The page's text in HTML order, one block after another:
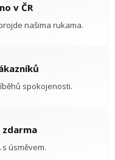
v ČR
našima rukama.
spokojenosti.
zdarma
úsměvem.